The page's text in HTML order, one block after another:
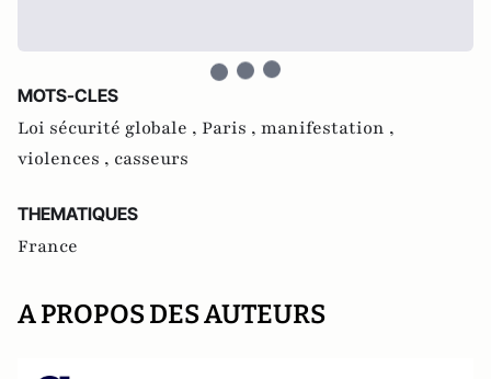
MOTS-CLES
Loi sécurité globale , Paris , manifestation ,
violences , casseurs
THEMATIQUES
France
A PROPOS DES AUTEURS